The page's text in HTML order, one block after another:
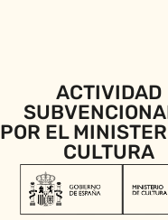
ACTIVIDAD
POR EL
CULTURA